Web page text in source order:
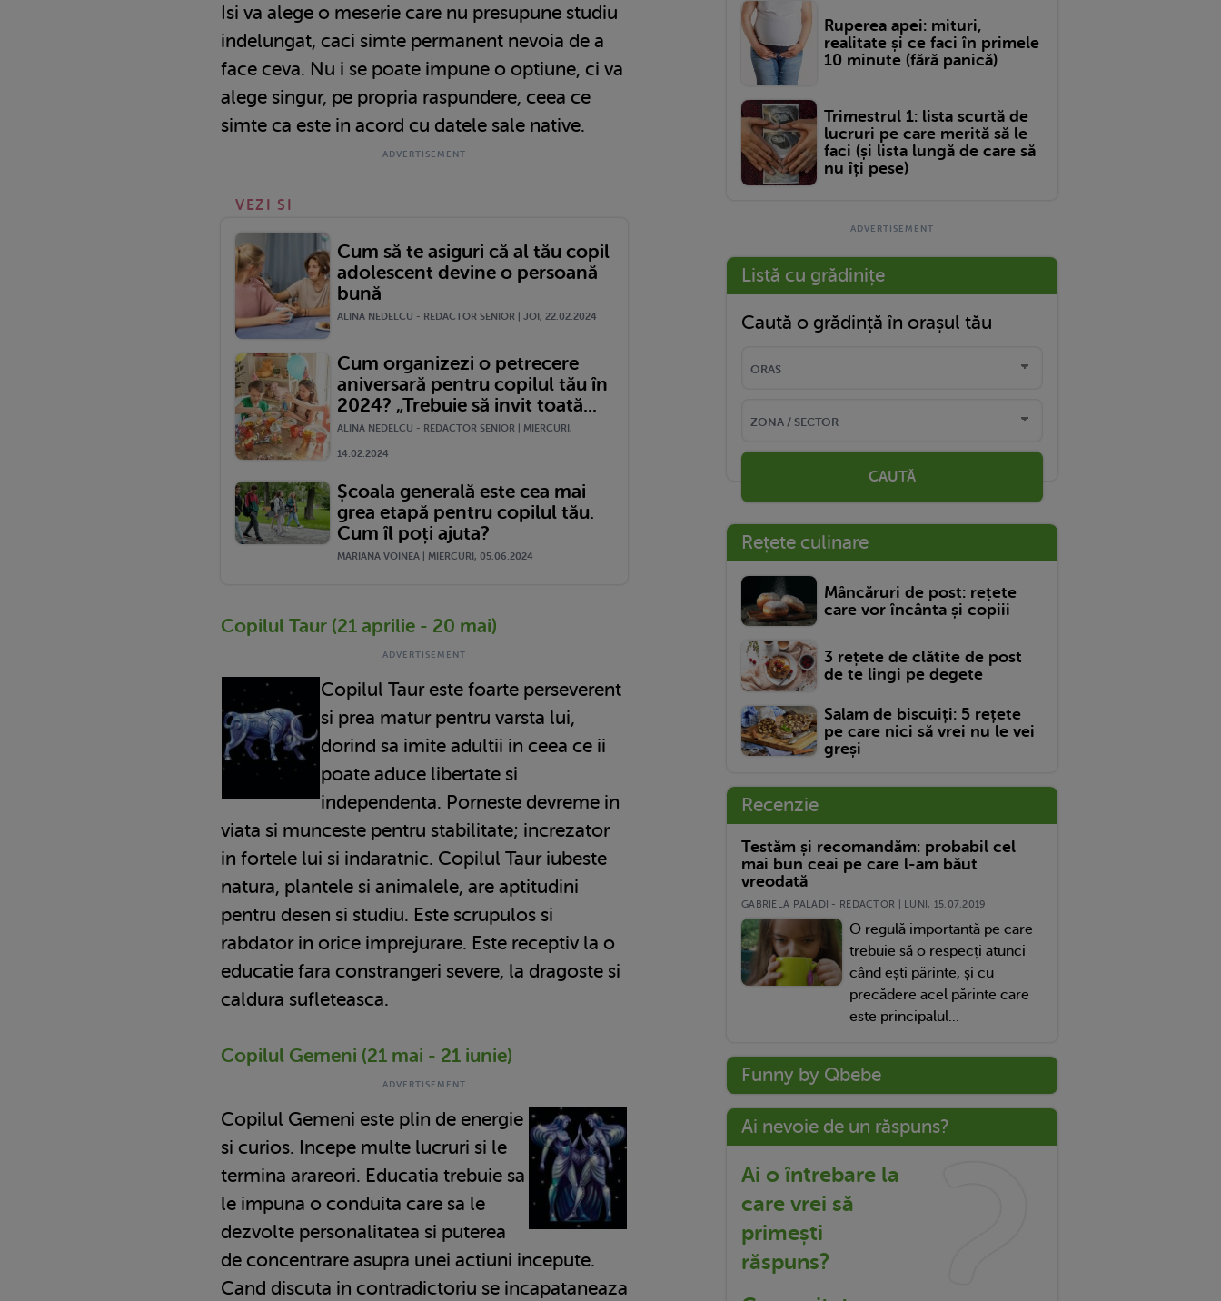
Isi va alege o meserie care nu presupune studiu
indelungat, caci simte permanent nevoia de a
face ceva. Nu i se poate impune o optiune, ci va
alege singur, pe propria raspundere, ceea ce
simte ca este in acord cu datele sale native.
VEZI SI
Cum să te asiguri că al tău copil
adolescent devine o persoană
bună
ALINA NEDELCU - REDACTOR SENIOR | JOI, 22.02.2024
Cum organizezi o petrecere
aniversară pentru copilul tău în
2024? „Trebuie să invit toată...
ALINA NEDELCU - REDACTOR SENIOR | MIERCURI,
14.02.2024
Școala generală este cea mai
grea etapă pentru copilul tău.
Cum îl poți ajuta?
MARIANA VOINEA | MIERCURI, 05.06.2024
Copilul Taur (21 aprilie - 20 mai)
Copilul Taur este foarte perseverent
si prea matur pentru varsta lui,
dorind sa imite adultii in ceea ce ii
poate aduce libertate si
independenta. Porneste devreme in
viata si munceste pentru stabilitate; increzator
in fortele lui si indaratnic. Copilul Taur iubeste
natura, plantele si animalele, are aptitudini
pentru desen si studiu. Este scrupulos si
rabdator in orice imprejurare. Este receptiv la o
educatie fara constrangeri severe, la dragoste si
caldura sufleteasca.
Copilul Gemeni (21 mai - 21 iunie)
Copilul Gemeni este plin de energie
si curios. Incepe multe lucruri si le
termina arareori. Educatia trebuie sa
le impuna o conduita care sa le
dezvolte personalitatea si puterea
de concentrare asupra unei actiuni incepute.
Cand discuta in contradictoriu se incapataneaza
Ruperea apei: mituri,
realitate și ce faci în primele
10 minute (fără panică)
Trimestrul 1: lista scurtă de
lucruri pe care merită să le
faci (și lista lungă de care să
nu îți pese)
Listă cu grădinițe
Caută o grădință în orașul tău
CAUTĂ
Rețete culinare
Mâncăruri de post: rețete
care vor încânta și copiii
3 rețete de clătite de post
de te lingi pe degete
Salam de biscuiți: 5 rețete
pe care nici să vrei nu le vei
greși
Recenzie
Testăm și recomandăm: probabil cel
mai bun ceai pe care l-am băut
vreodată
GABRIELA PALADI - REDACTOR | LUNI, 15.07.2019
O regulă importantă pe care
trebuie să o respecți atunci
când ești părinte, și cu
precădere acel părinte care
este principalul...
Funny by Qbebe
Ai nevoie de un răspuns?
Ai o întrebare la
care vrei să
primești
răspuns?